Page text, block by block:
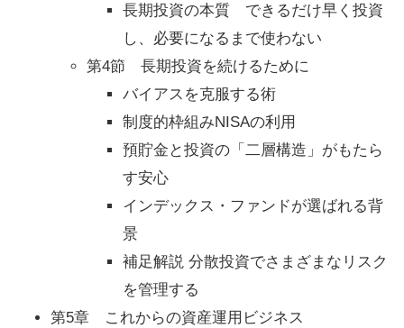
長期投資の本質 できるだけ早く投資
し、必要になるまで使わない
第4節 長期投資を続けるために
バイアスを克服する術
制度的枠組みNISAの利用
預貯金と投資の「二層構造」がもたら
す安心
インデックス・ファンドが選ばれる背
景
補足解説 分散投資でさまざまなリスク
を管理する
第5章 これからの資産運用ビジネス